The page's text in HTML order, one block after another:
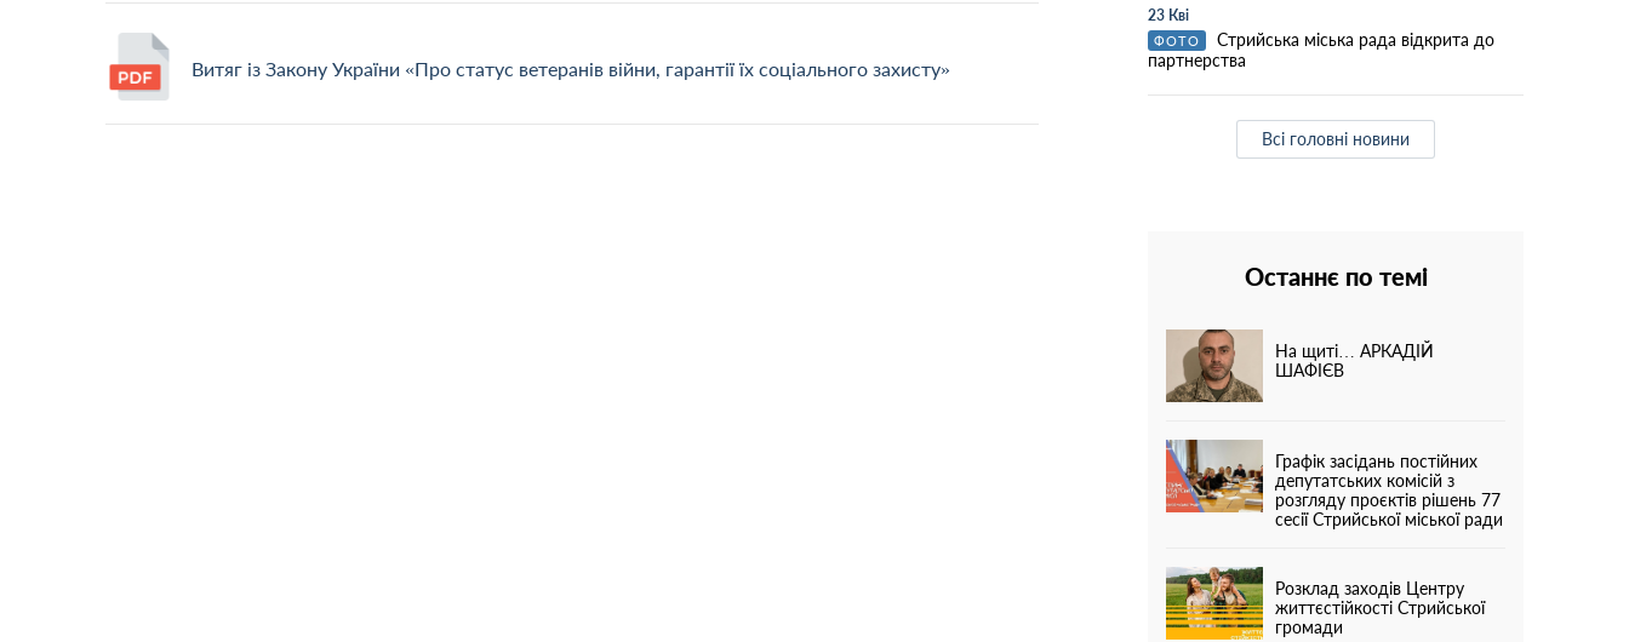
Витяг із Закону України «Про статус ветеранів війни, гарантії їх соціального захисту»
23 Кві
ФОТО
Стрийська міська рада відкрита до
партнерства
Всі головні новини
Останнє по темі
На щиті… АРКАДІЙ
ШАФІЄВ
Графік засідань постійних
депутатських комісій з
розгляду проєктів рішень 77
сесії Стрийської міської ради
Розклад заходів Центру
життєстійкості Стрийської
громади